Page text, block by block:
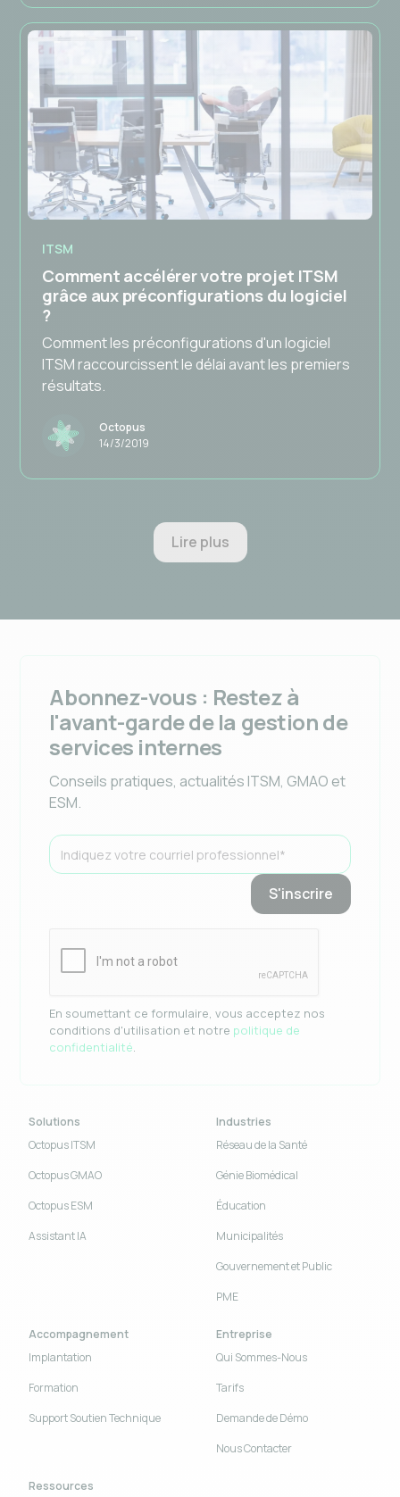
ITSM
Comment accélérer votre projet ITSM
grâce aux préconfigurations du logiciel
?
Comment les préconfigurations d'un logiciel
ITSM raccourcissent le délai avant les premiers
résultats.
Octopus
14/3/2019
Lire plus
Abonnez-vous : Restez à
l'avant-garde de la gestion de
services internes
Conseils pratiques, actualités ITSM, GMAO et
ESM.
En soumettant ce formulaire, vous acceptez nos
conditions d'utilisation et notre politique de
confidentialité.
Solutions
Octopus ITSM
Octopus GMAO
Octopus ESM
Assistant IA
Industries
Réseau de la Santé
Génie Biomédical
Éducation
Municipalités
Gouvernement et Public
PME
Accompagnement
Implantation
Formation
Support Soutien Technique
Entreprise
Qui Sommes-Nous
Tarifs
Demande de Démo
Nous Contacter
Ressources